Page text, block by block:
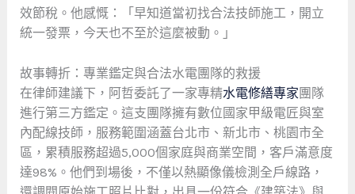
效節稅。他感慨：「早知道當初找合法技師施工，開立
統一發票，今天也不至於這麼被動。」
故事轉折：專業鑑定與合法水電團隊的救援
在律師建議下，阿哲委託了一家專精水電修繕專家團隊
進行第三方鑑定。這支團隊擁有數位國家甲級電匠與室
內配線技師，服務範圍涵蓋台北市、新北市、桃園市全
區，累積服務超過5,000個家庭與商業空間，客戶滿意度
達98%。他們到場後，不僅以熱顯像儀檢測全戶線路，